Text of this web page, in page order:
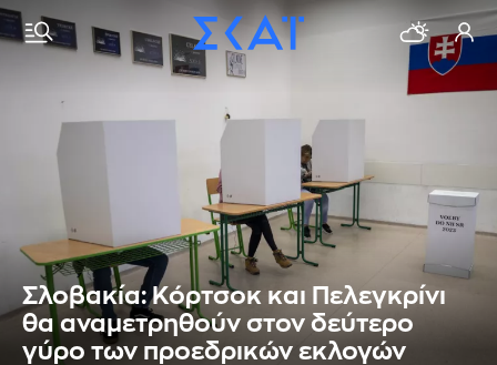
Σλοβακία: Κόρτσοκ και Πελεγκρίνι
θα αναμετρηθούν στον δεύτερο
γύρο των προεδρικών εκλογών